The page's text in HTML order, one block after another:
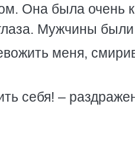
Она была очень
Мужчины были
меня,
себя! –